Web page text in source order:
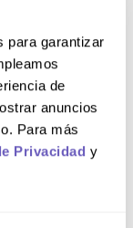
para garantizar
de
anuncios
Para más
Privacidad y
intestinal), si
en el
si se
o si